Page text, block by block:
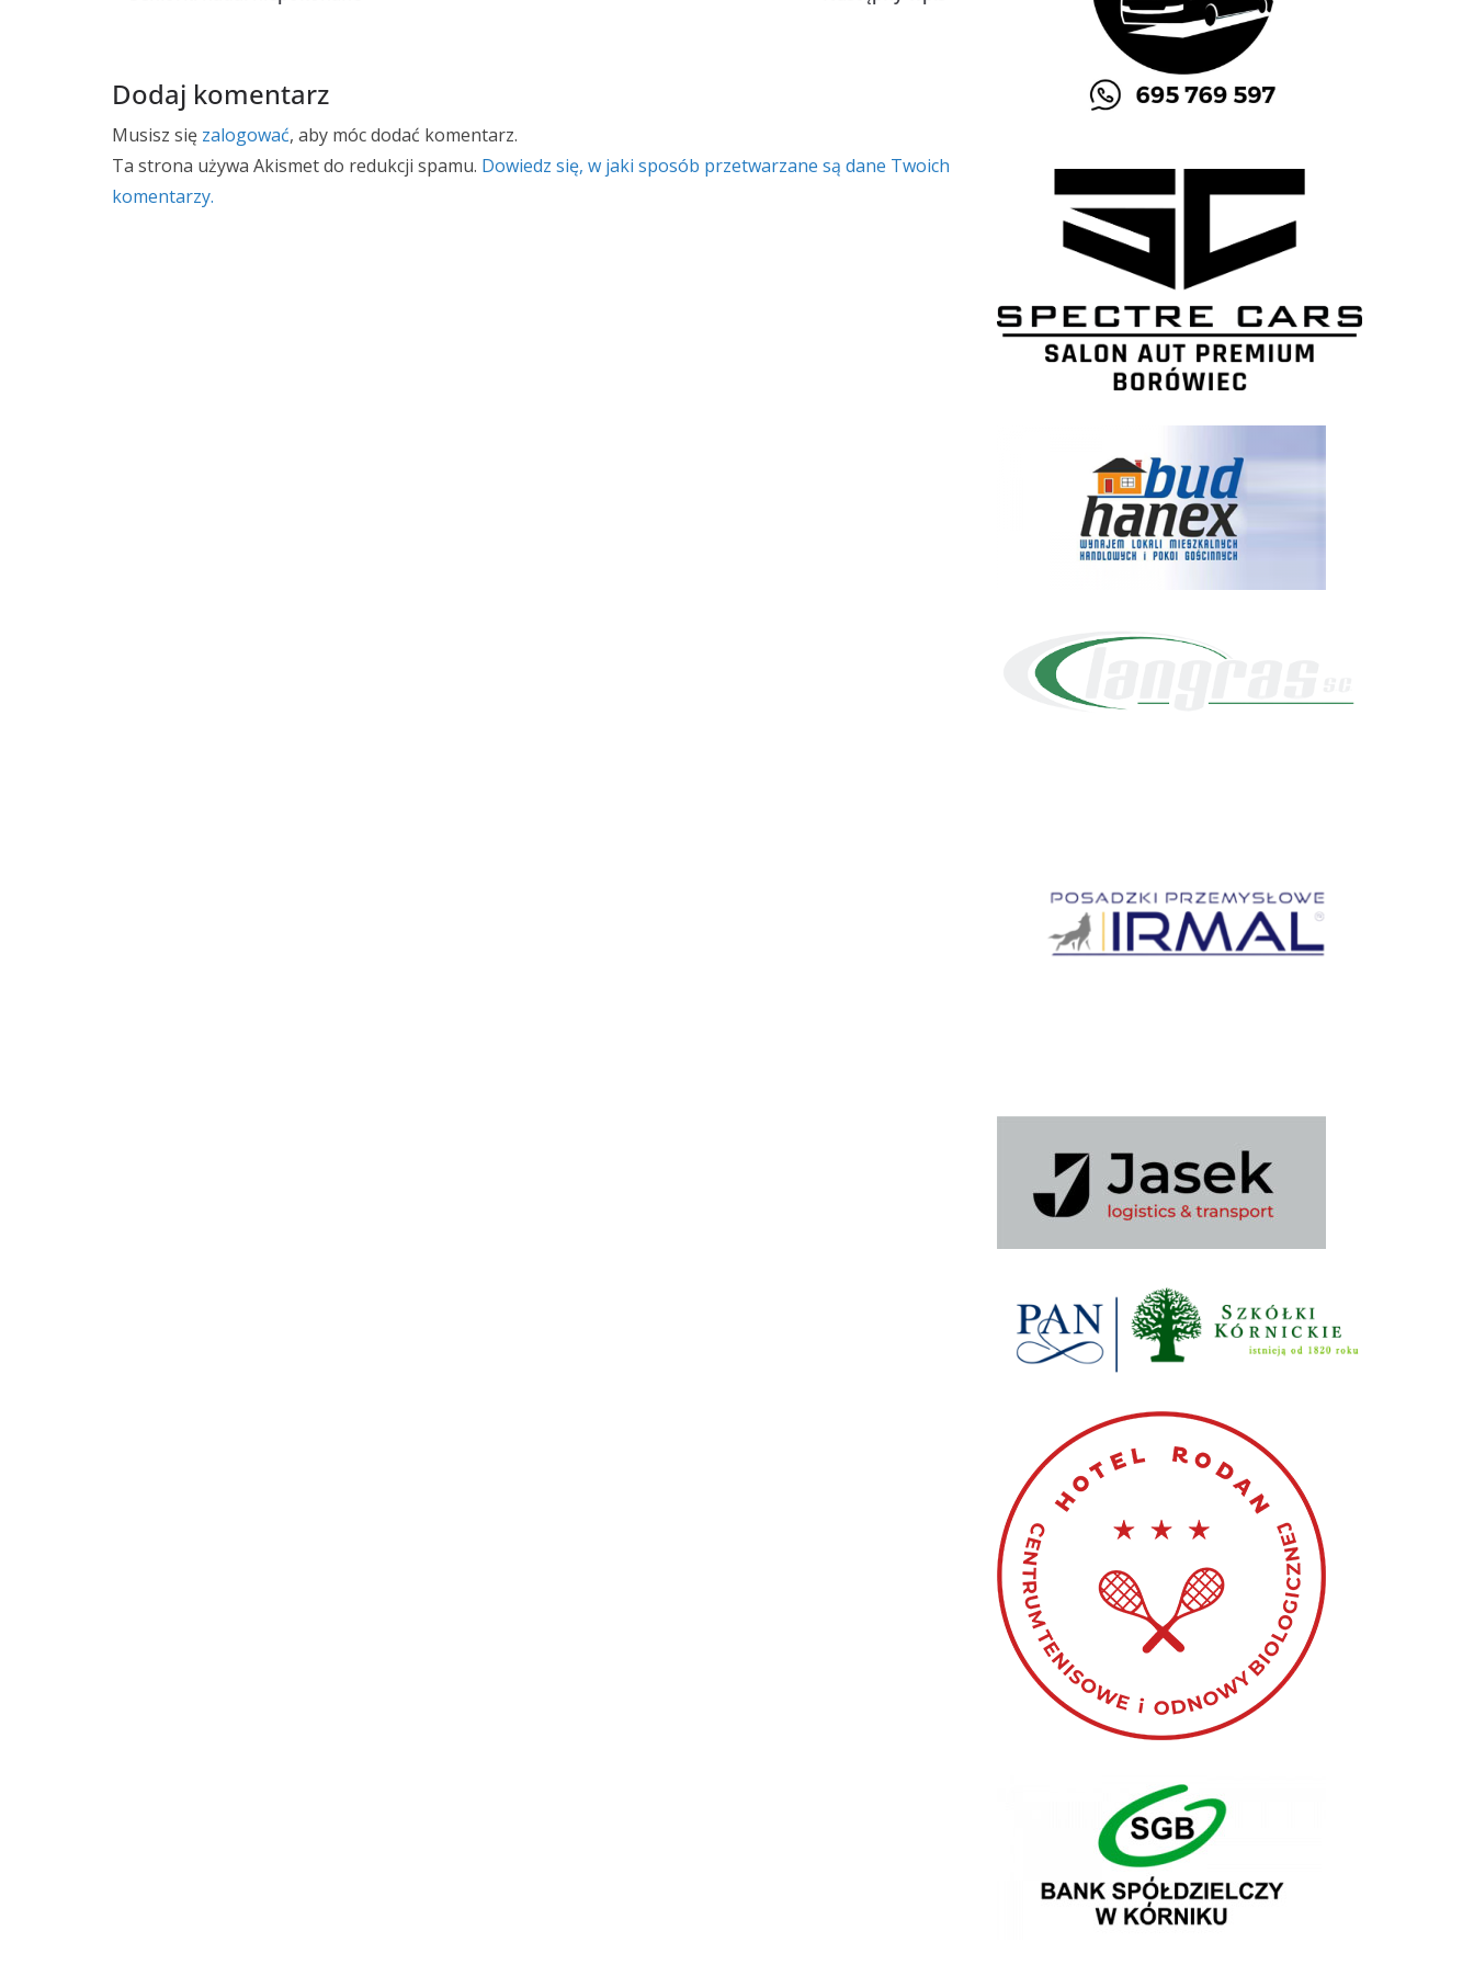
Dodaj komentarz
Musisz się zalogować, aby móc dodać komentarz.
Ta strona używa Akismet do redukcji spamu. Dowiedz się, w jaki sposób przetwarzane są dane Twoich
komentarzy.